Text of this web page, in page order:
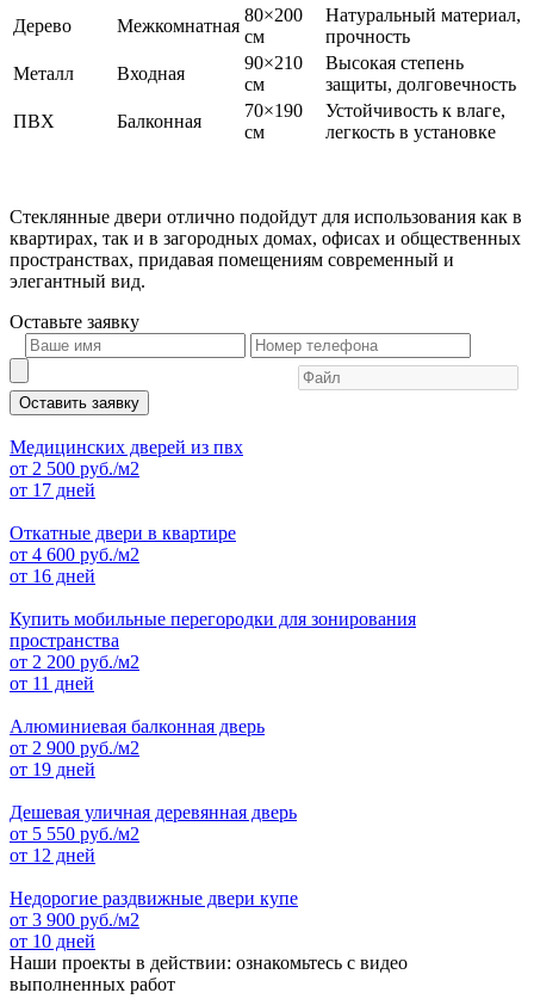
Дерево Межкомнатная
80×200
см
Натуральный материал,
прочность
Металл
Входная
90×210
см
Высокая степень
защиты, долговечность
ПВХ
Балконная
70×190
см
Устойчивость к влаге,
легкость в установке
Стеклянные двери отлично подойдут для использования как в
квартирах, так и в загородных домах, офисах и общественных
пространствах, придавая помещениям современный и
элегантный вид.
Оставьте заявку
Оставить заявку
Медицинских дверей из пвх
от 2 500 руб./м2
от 17 дней
Откатные двери в квартире
от 4 600 руб./м2
от 16 дней
Купить мобильные перегородки для зонирования
пространства
от 2 200 руб./м2
от 11 дней
Алюминиевая балконная дверь
от 2 900 руб./м2
от 19 дней
Дешевая уличная деревянная дверь
от 5 550 руб./м2
от 12 дней
Недорогие раздвижные двери купе
от 3 900 руб./м2
от 10 дней
Наши проекты в действии: ознакомьтесь с видео
выполненных работ